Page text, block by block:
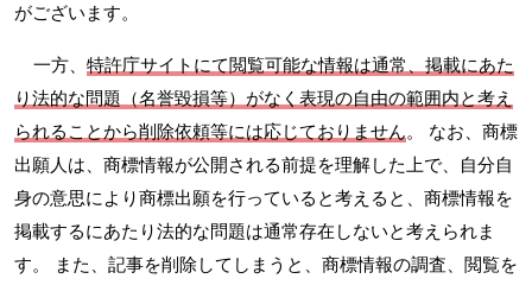
がございます。
一方、 特許庁サイトにて閲覧可能な情報は通常、掲載にあた
り法的な問題（名誉毀損等）がなく表現の自由の範囲内と考え
られることから削除依頼等には応じておりません。 なお、商標
出願人は、商標情報が公開される前提を理解した上で、自分自
身の意思により商標出願を行っていると考えると、商標情報を
掲載するにあたり法的な問題は通常存在しないと考えられま
す。 また、記事を削除してしまうと、商標情報の調査、閲覧を